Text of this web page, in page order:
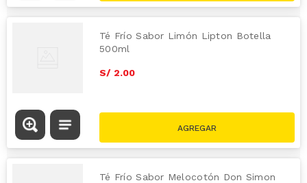
Té Frío Sabor Limón Lipton Botella
500ml
S/ 2.00
Té Frío Sabor Melocotón Don Simon